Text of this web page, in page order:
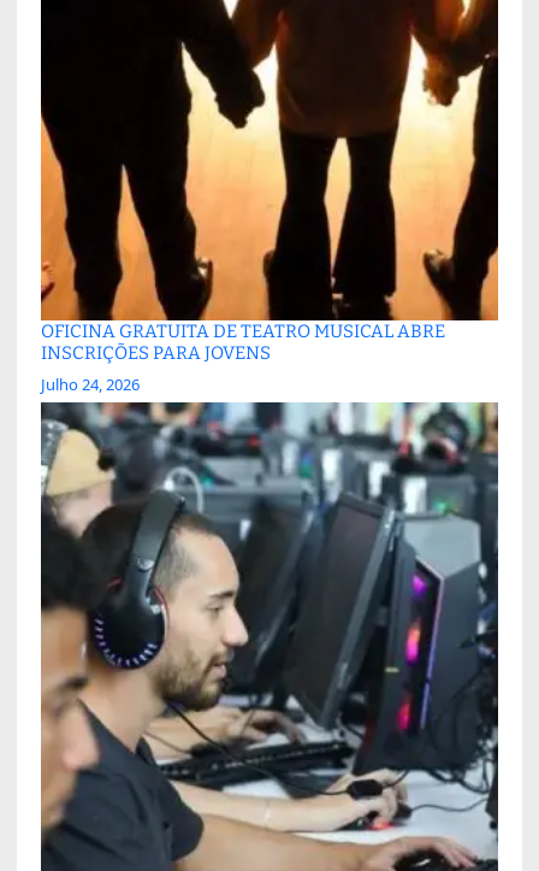
OFICINA GRATUITA DE TEATRO MUSICAL ABRE
INSCRIÇÕES PARA JOVENS
Julho 24, 2026